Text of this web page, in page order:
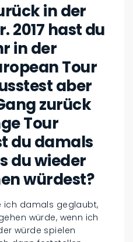
in der
2017 hast du
in der
Tour
aber
zurück
Tour
du damals
du wieder
würdest?
ich damals geglaubt,
würde, wenn ich
würde spielen